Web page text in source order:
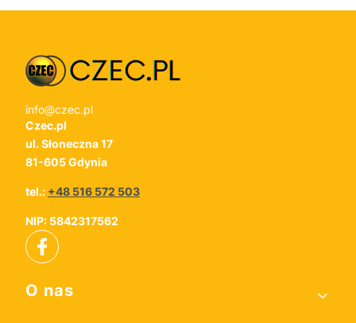
info@czec.pl
Czec.pl
ul. Słoneczna 17
81-605 Gdynia
tel.: +48 516 572 503
NIP: 5842317562
Linki w stopce
O nas